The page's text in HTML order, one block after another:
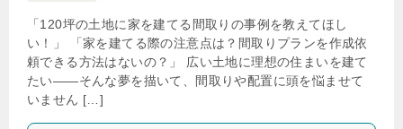
「120坪の土地に家を建てる間取りの事例を教えてほし
い！」 「家を建てる際の注意点は？間取りプランを作成依
頼できる方法はないの？」 広い土地に理想の住まいを建て
たい——そんな夢を描いて、間取りや配置に頭を悩ませて
いません […]